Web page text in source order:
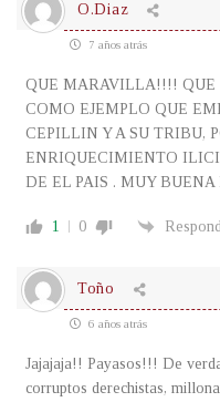
O.Diaz
7 años atrás
QUE MARAVILLA!!!!
COMO EJEMPLO QUE
CEPILLIN Y A SU TRIBU,
ENRIQUECIMIENTO
DE EL PAIS . MUY
1 0
Toño
6 años atrás
Jajajaja!! Payasos!!! De
corruptos derechistas,